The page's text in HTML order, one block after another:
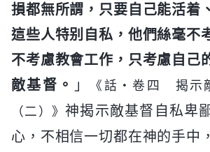
損都無所謂，只要自己能活着
這些人特别自私，他們絲毫不
不考慮教會工作，只考慮自己
敵基督。 」
《話・卷四 揭示
（二）》 神揭示敵基督自私卑
心，不相信一切都在神的手中